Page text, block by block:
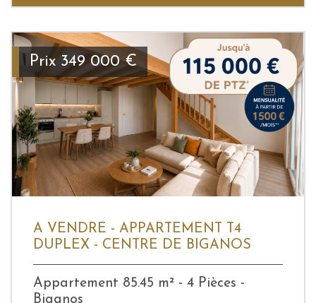
Prix 349 000 €
A VENDRE - APPARTEMENT T4
DUPLEX - CENTRE DE BIGANOS
Appartement 85.45 m² - 4 Pièces -
Biganos